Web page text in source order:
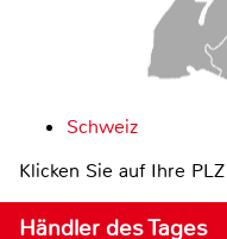
Schweiz
Klicken Sie auf Ihre
Händler des Tages